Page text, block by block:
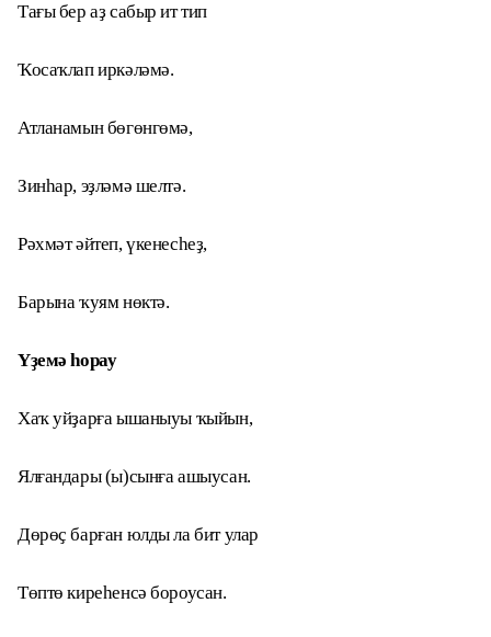
Тағы бер аҙ сабыр ит тип
Ҡосаҡлап иркәләмә.
Атланамын бөгөнгөмә,
Зинһар, эҙләмә шелтә.
Рәхмәт әйтеп, үкенесһеҙ,
Барына ҡуям нөктә.
Үҙемә һорау
Хаҡ уйҙарға ышаныуы ҡыйын,
Ялғандары (ы)сынға ашыусан.
Дөрөҫ барған юлды ла бит улар
Төптө киреһенсә бороусан.